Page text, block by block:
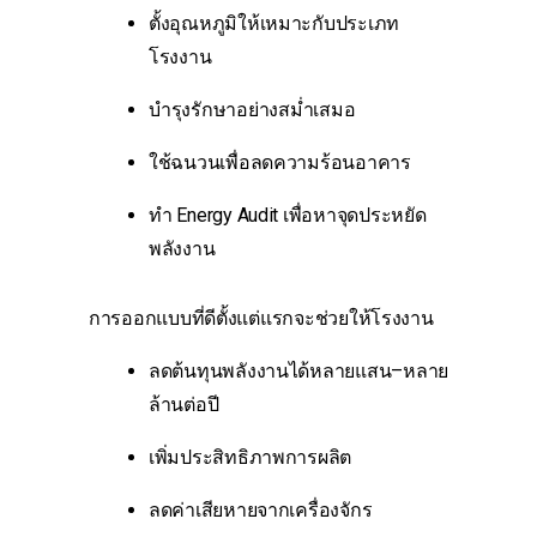
ตั้งอุณหภูมิให้เหมาะกับประเภท
โรงงาน
บำรุงรักษาอย่างสม่ำเสมอ
ใช้ฉนวนเพื่อลดความร้อนอาคาร
ทำ Energy Audit เพื่อหาจุดประหยัด
พลังงาน
การออกแบบที่ดีตั้งแต่แรกจะช่วยให้โรงงาน
ลดต้นทุนพลังงานได้หลายแสน–หลาย
ล้านต่อปี
เพิ่มประสิทธิภาพการผลิต
ลดค่าเสียหายจากเครื่องจักร